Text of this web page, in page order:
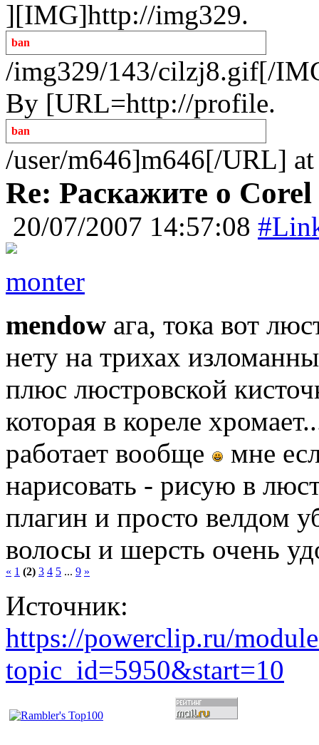
][IMG]http://img329.
ban
/img329/143/cilzj8.gif[/
By [URL=http://profile.
ban
/user/m646]m646[/URL]
Re: Раскажите о
20/07/2007 14:57:08
monter
mendow ага, тока вот
нету на трихах
плюс люстровской
которая в кореле
работает вообще
мне
нарисовать - рисую в
плагин и просто велдом
волосы и шерсть очень
« 1 (2) 3 4 5 ... 9 »
Источник:
https://powerclip.ru/
topic_id=5950&start=10